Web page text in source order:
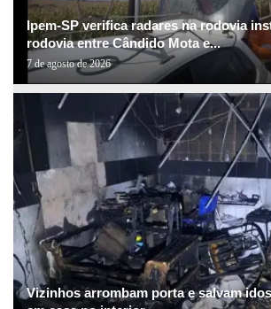
Ipem-SP verifica radares na rodovia
rodovia entre Cândido Mota e...
7 de agosto de 2026
Vizinhos arrombam porta e salvam